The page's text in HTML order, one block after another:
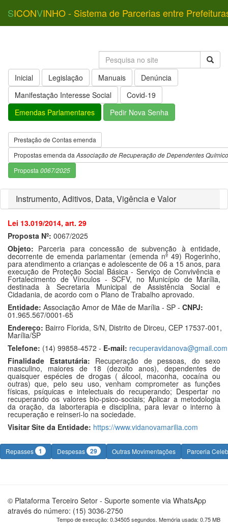
SICONVINHO - Sistema de Parcerias entre
Inicial Legislação Manuais
Denúncia
Manifestação Interesse Social
Covid-19
Emendas Parlamentares
Pedir Nova Senha
Prestação de Contas emenda
Propostas emenda da Associação de Recuperação de Dependentes
Proposta 0067/2025
Instrumento, Aditivos, Data, Vigência e Valor
Lei 13.019/2014, art. 29
Proposta Nº: 0067/2025
Objeto: Parceria para concessão de subvenção à entidade,
decorrente de emenda parlamentar (emenda nº 49) Rogerinho,
para atendimento a crianças e adolescente de 06 a 15 anos, para
execução de Proteção Social Básica - Serviço de Convivência e
Fortalecimento de Vínculos - SCFV, no Município de Marília,
destinada à Secretaria Municipal de Assistência Social e
Cidadania, de acordo com o Plano de Trabalho aprovado.
Entidade: Associação Amor de Mãe de Marília - SP - CNPJ:
01.965.567/0001-65
Endereço: Bairro Florida, S/N, Distrito de Dirceu, CEP 17537-001,
Marília/SP
Telefone: (14) 99858-4572 - E-mail: recuperavidanova@gmail.com
Finalidade Estatutária: Recuperação de pessoas, do sexo
masculino, maiores de 18 (dezoito anos), dependentes de
quaisquer espécies de drogas ( álcool, maconha, cocaína ou
outras) que, pelo seu uso, venham comprometer as funções
físicas, psíquicas e intelectuais do recuperando; Despertar no
recuperando os valores bio-psico-sociais; Aplicar a metodologia
da oração, da laborterapia e disciplina, para levar o interno à
recuperação e reinseri-lo na sociedade.
Visitar Site da Entidade: https://www.vidanovamarilia.com
Repasses 1 Despesas 29 Outras Movimentações Parceria
© Plataforma Terceiro Setor - Suporte somente via WhatsApp
através do número: (15) 3036-2750
Tempo de execução: 0.34505 segundos. Memória usada: 0.75 MB